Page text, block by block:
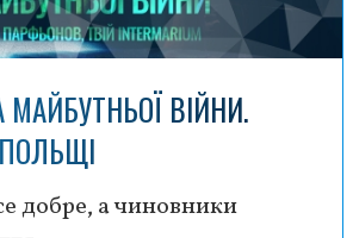
ВІЙНИ.
добре, а чиновники